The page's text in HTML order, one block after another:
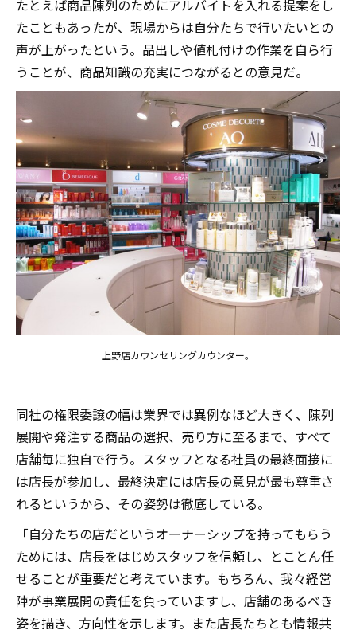
たとえば商品陳列のためにアルバイトを入れる提案をし
たこともあったが、現場からは自分たちで行いたいとの
声が上がったという。品出しや値札付けの作業を自ら行
うことが、商品知識の充実につながるとの意見だ。
上野店カウンセリングカウンター。
同社の権限委譲の幅は業界では異例なほど大きく、陳列
展開や発注する商品の選択、売り方に至るまで、すべて
店舗毎に独自で行う。スタッフとなる社員の最終面接に
は店長が参加し、最終決定には店長の意見が最も尊重さ
れるというから、その姿勢は徹底している。
「自分たちの店だというオーナーシップを持ってもらう
ためには、店長をはじめスタッフを信頼し、とことん任
せることが重要だと考えています。もちろん、我々経営
陣が事業展開の責任を負っていますし、店舗のあるべき
姿を描き、方向性を示します。また店長たちとも情報共